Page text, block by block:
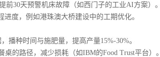
30天预警机床故障（如西门子的工业AI方案）。
度，例如港珠澳大桥建设中的工期优化。
种时间与施肥量，提高产量15%-30%。
路径，减少损耗（如IBM的Food Trust平台）。